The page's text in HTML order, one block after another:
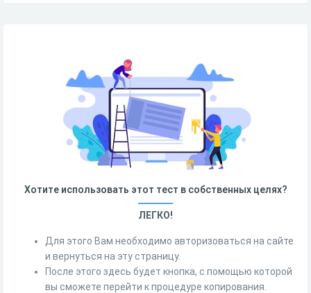
Хотите использовать этот тест в собственных целях?
ЛЕГКО!
Для этого Вам необходимо авторизоваться на сайте
и вернуться на эту страницу.
После этого здесь будет кнопка, с помощью которой
вы сможете перейти к процедуре копирования.